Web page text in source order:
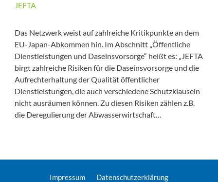
JEFTA
Das Netzwerk weist auf zahlreiche Kritikpunkte an dem
EU-Japan-Abkommen hin. Im Abschnitt „Öffentliche
Dienstleistungen und Daseinsvorsorge“ heißt es: „JEFTA
birgt zahlreiche Risiken für die Daseinsvorsorge und die
Aufrechterhaltung der Qualität öffentlicher
Dienstleistungen, die auch verschiedene Schutzklauseln
nicht ausräumen können. Zu diesen Risiken zählen z.B.
die Deregulierung der Abwasserwirtschaft…
Impressum Datenschutzerklärung